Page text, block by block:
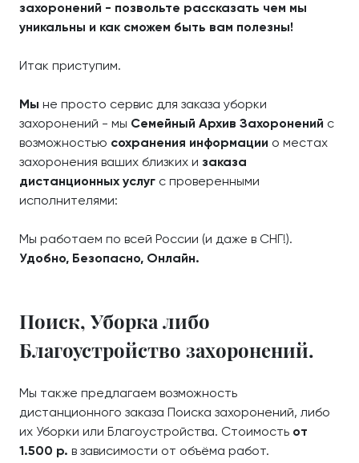
захоронений - позвольте рассказать чем мы
уникальны и как сможем быть вам полезны!
Итак приступим.
Мы не просто сервис для заказа уборки
захоронений - мы Семейный Архив Захоронений с
возможностью сохранения информации о местах
захоронения ваших близких и заказа
дистанционных услуг с проверенными
исполнителями:
Мы работаем по всей России (и даже в СНГ!).
Удобно, Безопасно, Онлайн.
Поиск, Уборка либо
Благоустройство захоронений.
Мы также предлагаем возможность
дистанционного заказа Поиска захоронений, либо
их Уборки или Благоустройства. Стоимость от
1.500 р. в зависимости от объёма работ.